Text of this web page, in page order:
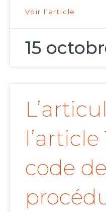
Voir l'article
15
l’article
code de